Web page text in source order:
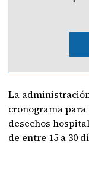
La
cronograma
desechos
de entre 15 a 30